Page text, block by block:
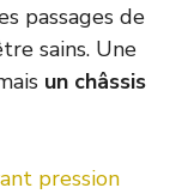
passages de
sains. Une
un châssis
pression